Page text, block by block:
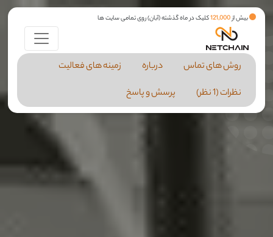
بیش از121,000کلیک در ماه گذشته (آبان) روی تمامی سایت ها
روش های تماس درباره
زمینه های فعالیت
نظرات (1 نظر)
پرسش و پاسخ